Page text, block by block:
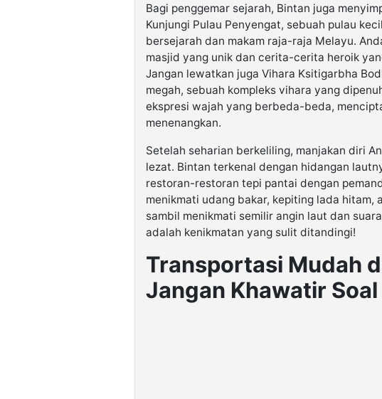
Bagi penggemar sejarah, Bintan juga
Kunjungi Pulau Penyengat, sebuah pulau
bersejarah dan makam raja-raja Melayu.
masjid yang unik dan cerita-cerita heroik
Jangan lewatkan juga Vihara Ksitigarbha
megah, sebuah kompleks vihara yang
ekspresi wajah yang berbeda-beda,
menenangkan.
Setelah seharian berkeliling, manjakan diri
lezat. Bintan terkenal dengan hidangan
restoran-restoran tepi pantai dengan
menikmati udang bakar, kepiting lada hitam,
sambil menikmati semilir angin laut dan
adalah kenikmatan yang sulit ditandingi!
Transportasi Mudah
Jangan Khawatir